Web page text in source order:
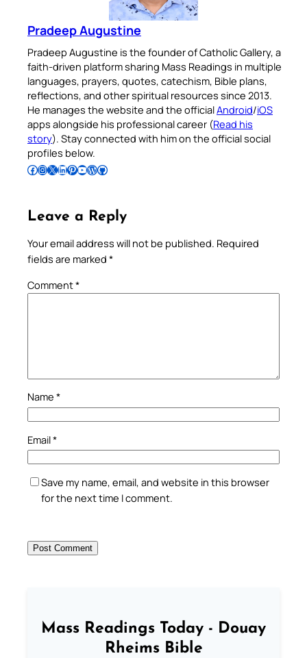
Pradeep Augustine
Pradeep Augustine is the founder of Catholic Gallery, a
faith-driven platform sharing Mass Readings in multiple
languages, prayers, quotes, catechism, Bible plans,
reflections, and other spiritual resources since 2013.
He manages the website and the officialAndroid/iOS
apps alongside his professional career (Read his
story). Stay connected with him on the official social
profiles below.
Follow Pradeep on Facebook Follow Pradeep on InstagramFollow Pradeep on X Follow Pradeep on LinkedIn Follow Pradeep on Pinterest Subscribe to Pradeep’s Youtube Channel Follow Pradeep on WordPress Follow Pradeep on GitHub
Leave a Reply
Your email address will not be published. Required
fields are marked *
Comment*
Name *
Email*
Save my name, email, and website in this browser
for the next time I comment.
Mass Readings Today - Douay
Rheims Bible